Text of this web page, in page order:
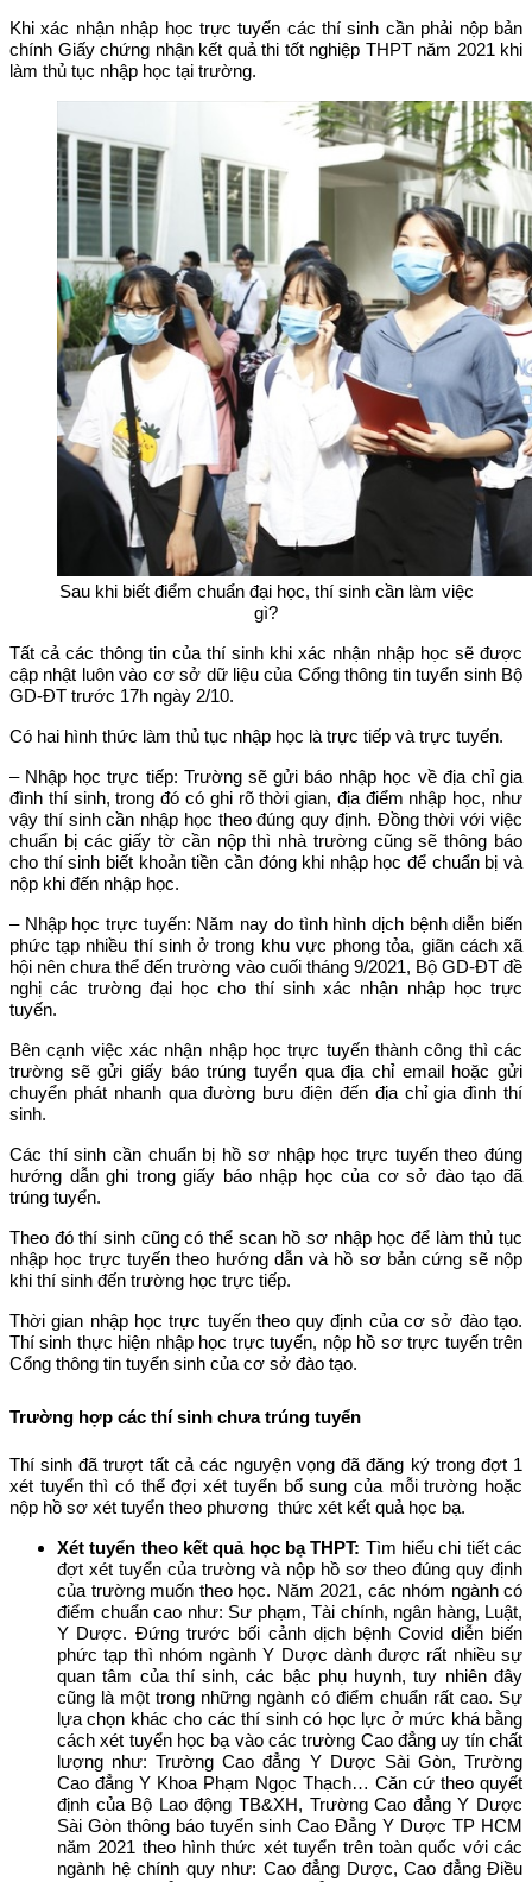
Khi xác nhận nhập học trực tuyến các thí sinh cần phải nộp bản
chính Giấy chứng nhận kết quả thi tốt nghiệp THPT năm 2021 khi
làm thủ tục nhập học tại trường.
Sau khi biết điểm chuẩn đại học, thí sinh cần làm việc
gì?
Tất cả các thông tin của thí sinh khi xác nhận nhập học sẽ được
cập nhật luôn vào cơ sở dữ liệu của Cổng thông tin tuyển sinh Bộ
GD-ĐT trước 17h ngày 2/10.
Có hai hình thức làm thủ tục nhập học là trực tiếp và trực tuyến.
– Nhập học trực tiếp: Trường sẽ gửi báo nhập học về địa chỉ gia
đình thí sinh, trong đó có ghi rõ thời gian, địa điểm nhập học, như
vậy thí sinh cần nhập học theo đúng quy định. Đồng thời với việc
chuẩn bị các giấy tờ cần nộp thì nhà trường cũng sẽ thông báo
cho thí sinh biết khoản tiền cần đóng khi nhập học để chuẩn bị và
nộp khi đến nhập học.
– Nhập học trực tuyến: Năm nay do tình hình dịch bệnh diễn biến
phức tạp nhiều thí sinh ở trong khu vực phong tỏa, giãn cách xã
hội nên chưa thể đến trường vào cuối tháng 9/2021, Bộ GD-ĐT đề
nghị các trường đại học cho thí sinh xác nhận nhập học trực
tuyến.
Bên cạnh việc xác nhận nhập học trực tuyến thành công thì các
trường sẽ gửi giấy báo trúng tuyển qua địa chỉ email hoặc gửi
chuyển phát nhanh qua đường bưu điện đến địa chỉ gia đình thí
sinh.
Các thí sinh cần chuẩn bị hồ sơ nhập học trực tuyến theo đúng
hướng dẫn ghi trong giấy báo nhập học của cơ sở đào tạo đã
trúng tuyển.
Theo đó thí sinh cũng có thể scan hồ sơ nhập học để làm thủ tục
nhập học trực tuyến theo hướng dẫn và hồ sơ bản cứng sẽ nộp
khi thí sinh đến trường học trực tiếp.
Thời gian nhập học trực tuyến theo quy định của cơ sở đào tạo.
Thí sinh thực hiện nhập học trực tuyến, nộp hồ sơ trực tuyến trên
Cổng thông tin tuyển sinh của cơ sở đào tạo.
Trường hợp các thí sinh chưa trúng tuyển
Thí sinh đã trượt tất cả các nguyện vọng đã đăng ký trong đợt 1
xét tuyển thì có thể đợi xét tuyển bổ sung của mỗi trường hoặc
nộp hồ sơ xét tuyển theo phương thức xét kết quả học bạ.
Xét tuyển theo kết quả học bạ THPT: Tìm hiểu chi tiết các
đợt xét tuyển của trường và nộp hồ sơ theo đúng quy định
của trường muốn theo học. Năm 2021, các nhóm ngành có
điểm chuẩn cao như: Sư phạm, Tài chính, ngân hàng, Luật,
Y Dược. Đứng trước bối cảnh dịch bệnh Covid diễn biến
phức tạp thì nhóm ngành Y Dược dành được rất nhiều sự
quan tâm của thí sinh, các bậc phụ huynh, tuy nhiên đây
cũng là một trong những ngành có điểm chuẩn rất cao. Sự
lựa chọn khác cho các thí sinh có học lực ở mức khá bằng
cách xét tuyển học bạ vào các trường Cao đẳng uy tín chất
lượng như: Trường Cao đẳng Y Dược Sài Gòn, Trường
Cao đẳng Y Khoa Phạm Ngọc Thạch… Căn cứ theo quyết
định của Bộ Lao động TB&XH, Trường Cao đẳng Y Dược
Sài Gòn thông báo tuyển sinh Cao Đẳng Y Dược TP HCM
năm 2021 theo hình thức xét tuyển trên toàn quốc với các
ngành hệ chính quy như: Cao đẳng Dược, Cao đẳng Điều